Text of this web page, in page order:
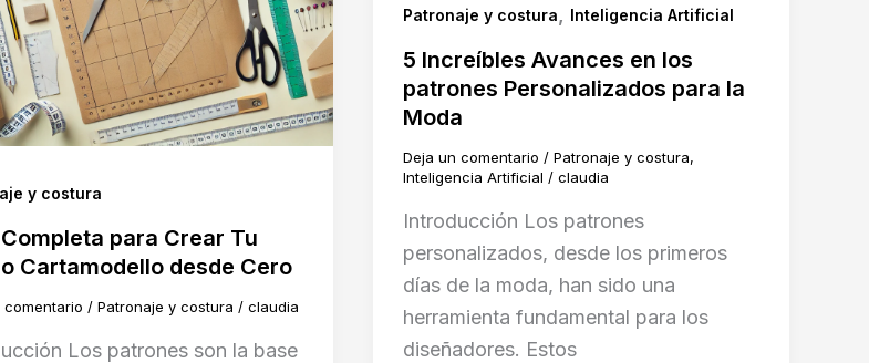
y costura
para Crear Tu
Cartamodello desde Cero
comentario / Patronaje y costura / claudia
Los patrones son la base
Patronaje y costura Inteligencia Artificial
5 Increíbles Avances en los
patrones Personalizados para la
Moda
Deja un comentario / Patronaje y costura,
Inteligencia Artificial / claudia
Introducción Los patrones
personalizados, desde los primeros
días de la moda, han sido una
herramienta fundamental para los
diseñadores. Estos